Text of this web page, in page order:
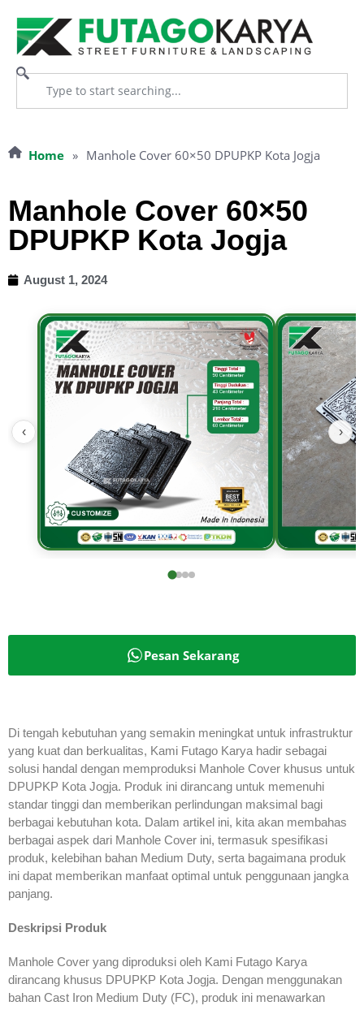
Home » Manhole Cover 60×50 DPUPKP Kota Jogja
Manhole Cover 60×50
DPUPKP Kota Jogja
August 1, 2024
‹ ›
Pesan Sekarang
Di tengah kebutuhan yang semakin meningkat untuk infrastruktur
yang kuat dan berkualitas, Kami Futago Karya hadir sebagai
solusi handal dengan memproduksi Manhole Cover khusus untuk
DPUPKP Kota Jogja. Produk ini dirancang untuk memenuhi
standar tinggi dan memberikan perlindungan maksimal bagi
berbagai kebutuhan kota. Dalam artikel ini, kita akan membahas
berbagai aspek dari Manhole Cover ini, termasuk spesifikasi
produk, kelebihan bahan Medium Duty, serta bagaimana produk
ini dapat memberikan manfaat optimal untuk penggunaan jangka
panjang.
Deskripsi Produk
Manhole Cover yang diproduksi oleh Kami Futago Karya
dirancang khusus DPUPKP Kota Jogja. Dengan menggunakan
bahan Cast Iron Medium Duty (FC), produk ini menawarkan